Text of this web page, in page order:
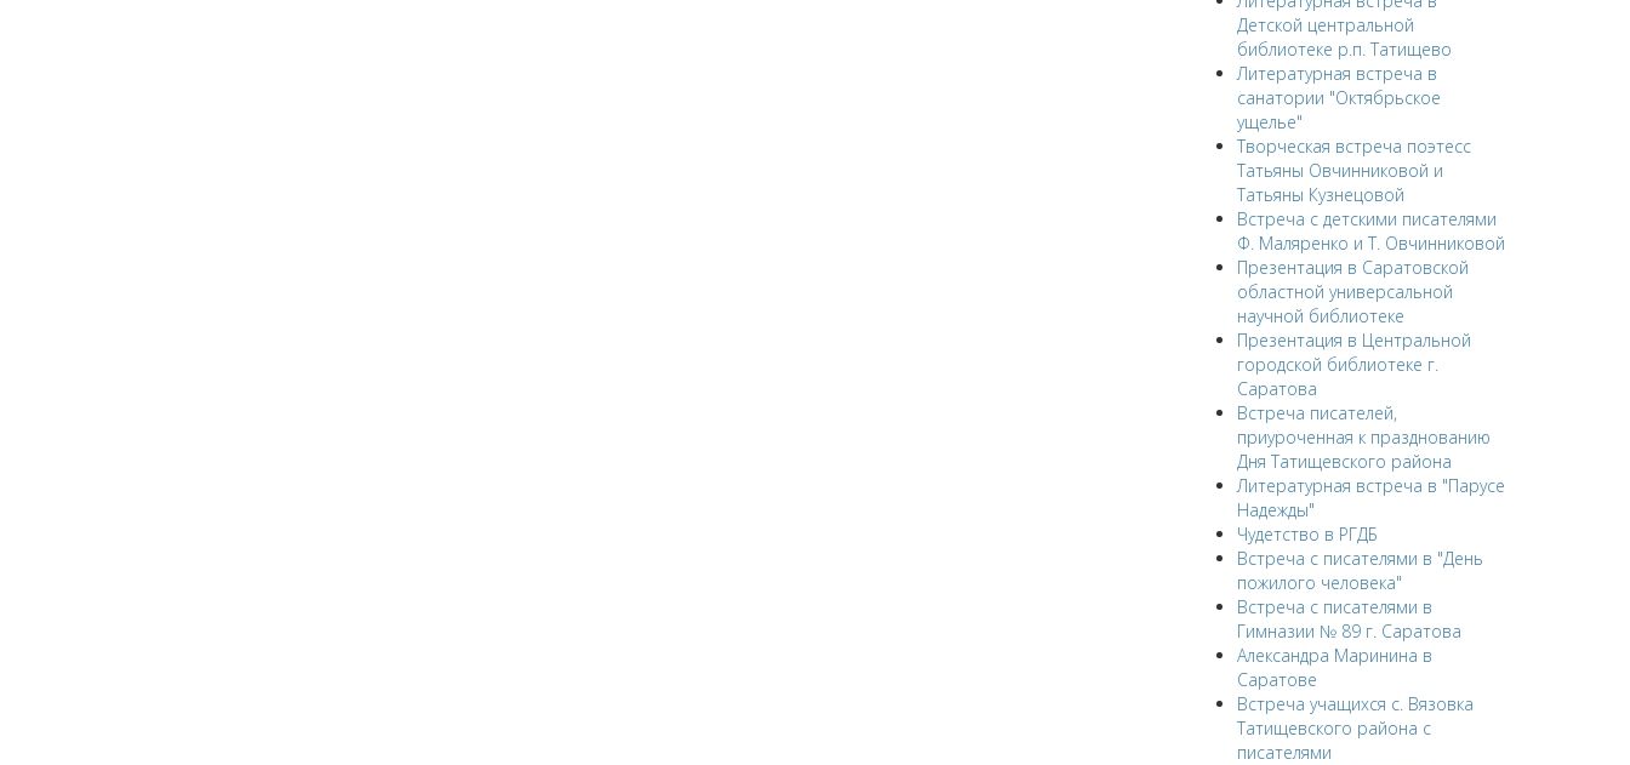
Детской центральной
библиотеке р.п. Татищево
Литературная встреча в
санатории "Октябрьское
ущелье"
Творческая встреча поэтесс
Татьяны Овчинниковой и
Татьяны Кузнецовой
Встреча с детскими писателями
Ф. Маляренко и Т. Овчинниковой
Презентация в Саратовской
областной универсальной
научной библиотеке
Презентация в Центральной
городской библиотеке г.
Саратова
Встреча писателей,
приуроченная к празднованию
Дня Татищевского района
Литературная встреча в "Парусе
Надежды"
Чудетство в РГДБ
Встреча с писателями в "День
пожилого человека"
Встреча с писателями в
Гимназии № 89 г. Саратова
Александра Маринина в
Саратове
Встреча учащихся с. Вязовка
Татищевского района с
писателями